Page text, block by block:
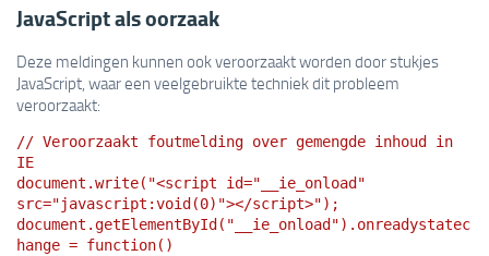
JavaScript als oorzaak
Deze meldingen kunnen ook veroorzaakt worden door stukjes
JavaScript, waar een veelgebruikte techniek dit probleem
veroorzaakt:
// Veroorzaakt foutmelding over gemengde inhoud in
IE
document.write("<script id="__ie_onload"
src="javascript:void(0)"></script>");
document.getElementById("__ie_onload").onreadystatec
hange = function()